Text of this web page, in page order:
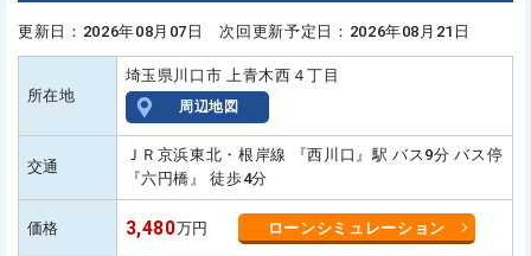
更新日：2026年08月07日 次回更新予定日：2026年08月21日
所在地
埼玉県川口市 上青木西４丁目
周辺地図
交通
ＪＲ京浜東北・根岸線 『西川口』駅 バス9分 バス停
『六円橋』 徒歩4分
価格 3,480万円 ローンシミュレーション